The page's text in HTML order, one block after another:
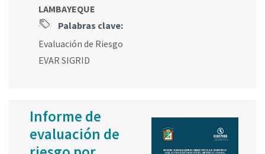
LAMBAYEQUE
Palabras clave:
Evaluación de Riesgo
EVAR SIGRID
Informe de
evaluación de